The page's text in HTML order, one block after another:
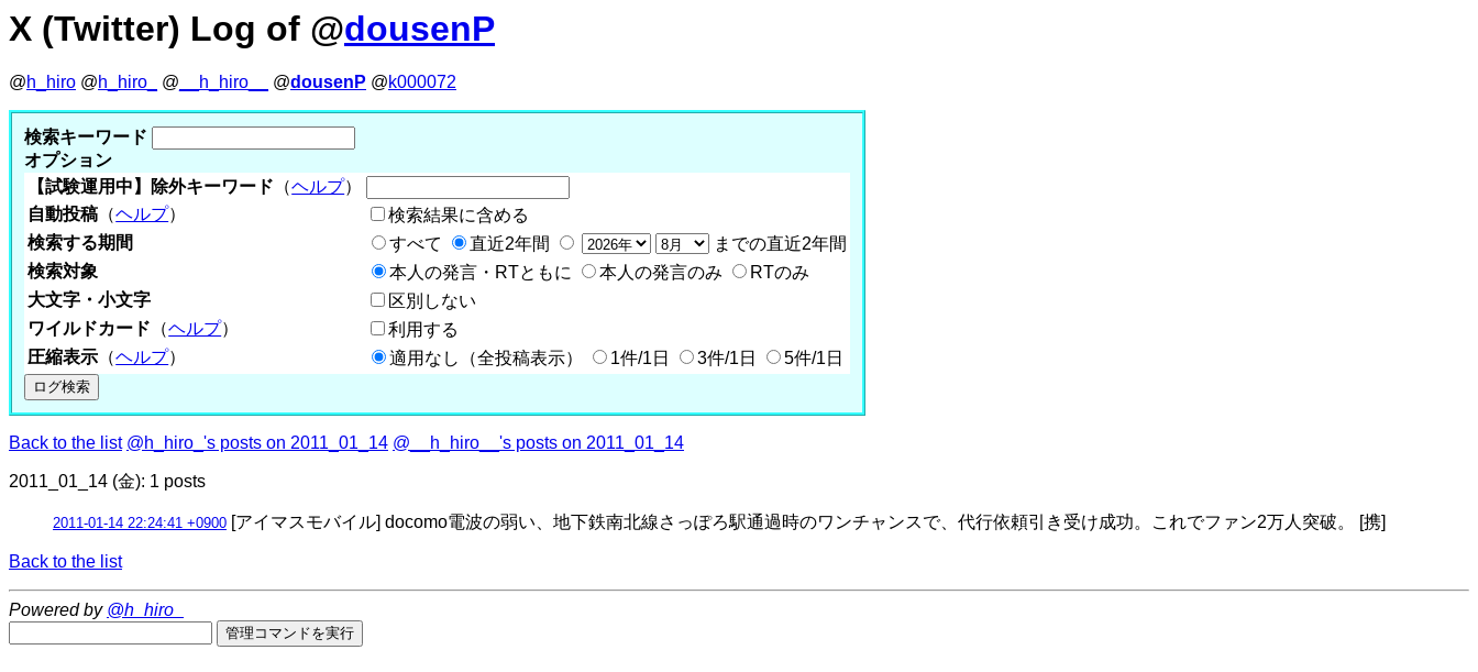
X (Twitter) Log of @dousenP
@h_hiro @h_hiro_ @ __h_hiro__ @dousenP @k000072
検索キーワード
オプション
【試験運用中】除外キーワード （ヘルプ）
自動投稿 （ヘルプ）
検索結果に含める
検索する期間
すべて 直近2年間
までの直近2年間
検索対象
本人の発言・RTともに 本人の発言のみ
RTのみ
大文字・小文字
区別しない
ワイルドカード （ヘルプ）
利用する
圧縮表示 （ヘルプ） 適用なし（全投稿表示） 1件/1日 3件/1日 5件/1日
Back to the list @h_hiro_'s posts on 2011_01_14 @__h_hiro__'s posts on 2011_01_14
2011_01_14 (金): 1 posts
2011-01-14 22:24:41 +0900 [アイマスモバイル] docomo電波の弱い、地下鉄南北線さっぽろ駅通過時のワンチャンスで、代行依頼引き受け成功。これでファン2万人突破。 [携]
Back to the list
Powered by @h_hiro_